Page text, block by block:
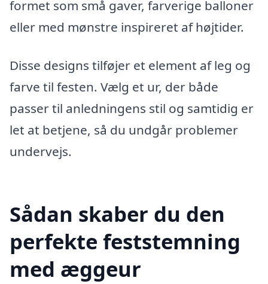
formet som små gaver, farverige balloner
eller med mønstre inspireret af højtider.
Disse designs tilføjer et element af leg og
farve til festen. Vælg et ur, der både
passer til anledningens stil og samtidig er
let at betjene, så du undgår problemer
undervejs.
Sådan skaber du den
perfekte feststemning
med æggeur